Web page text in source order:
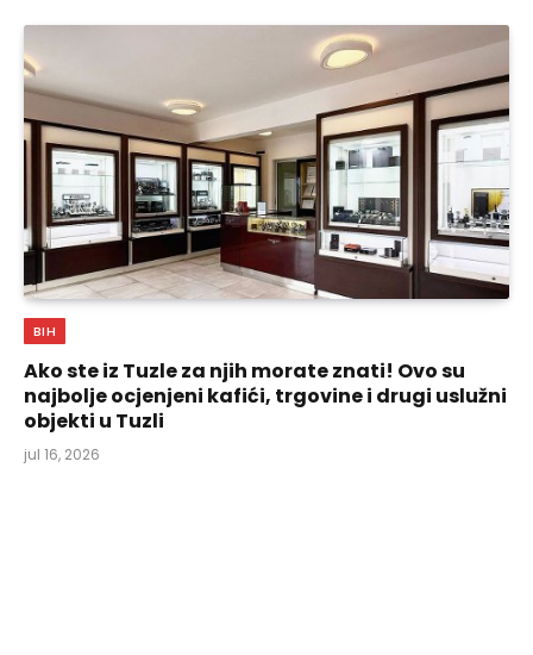
BIH
Ako ste iz Tuzle za njih morate znati! Ovo su
najbolje ocjenjeni kafići, trgovine i drugi uslužni
objekti u Tuzli
jul 16, 2026